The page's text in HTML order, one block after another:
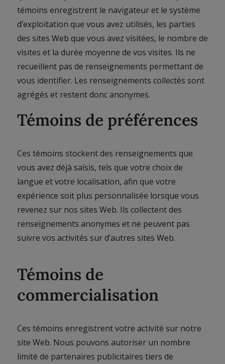
témoins enregistrent le navigateur et le système
d’exploitation que vous avez utilisés, les parties
des sites Web que vous avez visitées, le nombre de
visites et la durée moyenne de vos visites. Ils ne
recueillent pas de renseignements permettant de
vous identifier. Les renseignements collectés sont
agrégés et restent donc anonymes.
Témoins de préférences
Ces témoins stockent des renseignements que
vous avez déjà saisis, tels que votre choix de
langue et votre localisation, afin que votre
expérience soit plus personnalisée lorsque vous
revenez sur nos sites Web. Ils collectent des
renseignements anonymes et ne peuvent pas
suivre vos activités sur d’autres sites Web.
Témoins de
commercialisation
Ces témoins enregistrent votre activité sur notre
site Web. Nous pouvons autoriser un nombre
limité de partenaires publicitaires tiers de